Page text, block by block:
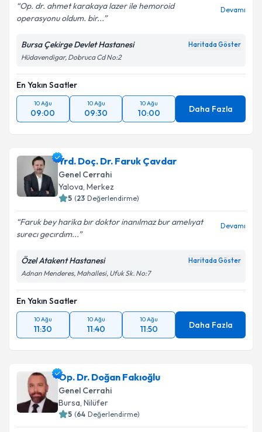
Op. dr. ahmet karakaya lazer ile hemoroid
operasyonu oldum. bir...
Devamı
Bursa Çekirge Devlet Hastanesi Haritada Göster
Hüdavendigar, Dobruca Cd No:2
En Yakın Saatler
10 Ağu
09:00
10 Ağu
09:30
10 Ağu
10:00 Daha Fazla
Yrd. Doç. Dr. Faruk Çavdar
Genel Cerrahi
Yalova, Merkez
5 (23 Değerlendirme)
Faruk bey harika bır doktor inanılmaz bur amelıyat
surecı gecırdım...
Devamı
Özel Atakent Hastanesi Haritada Göster
Adnan Menderes, Mahallesi, Ufuk Sk. No:7
En Yakın Saatler
10 Ağu
11:30
10 Ağu
11:40
10 Ağu
11:50 Daha Fazla
Op. Dr. Doğan Fakıoğlu
Genel Cerrahi
Bursa, Nilüfer
5 (64 Değerlendirme)